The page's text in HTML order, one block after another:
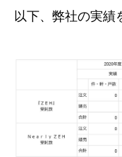
以下、弊社の実績